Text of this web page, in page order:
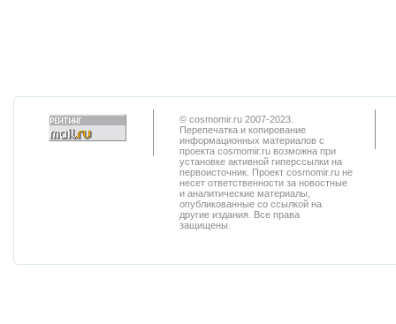
© cosmomir.ru 2007-2023.
Перепечатка и копирование
информационных материалов с
проекта cosmomir.ru возможна при
установке активной гиперссылки на
первоисточник. Проект cosmomir.ru не
несет ответственности за новостные
и аналитические материалы,
опубликованные со ссылкой на
другие издания. Все права
защищены.